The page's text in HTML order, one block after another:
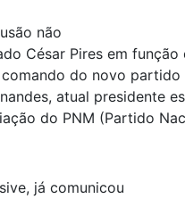
não
César Pires em
do novo
atual presidente
do PNM (Partido
já comunicou